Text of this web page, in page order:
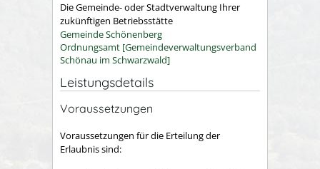
Die Gemeinde- oder Stadtverwaltung Ihrer
zukünftigen Betriebsstätte
Gemeinde Schönenberg
Ordnungsamt [Gemeindeverwaltungsverband
Schönau im Schwarzwald]
Leistungsdetails
Voraussetzungen
Voraussetzungen für die Erteilung der
Erlaubnis sind: